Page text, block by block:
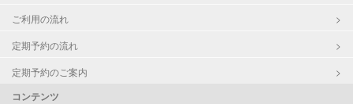
ご利用の流れ
定期予約の流れ
定期予約のご案内
コンテンツ